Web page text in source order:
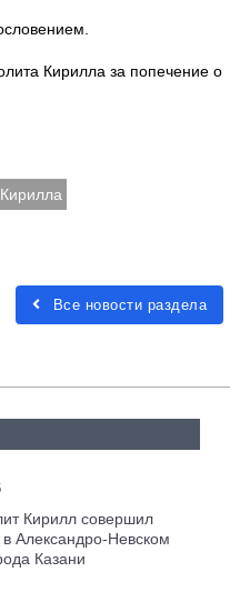
Кирилла за попечение о
Все новости раздела
Кирилл совершил
в Александро-Невском
Казани